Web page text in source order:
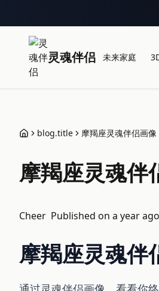
灵魂伴侣 未来家庭
blog.title 摩羯座灵魂伴侣画
摩羯座灵魂伴
Cheer Published on a year ago
摩羯座灵魂伴